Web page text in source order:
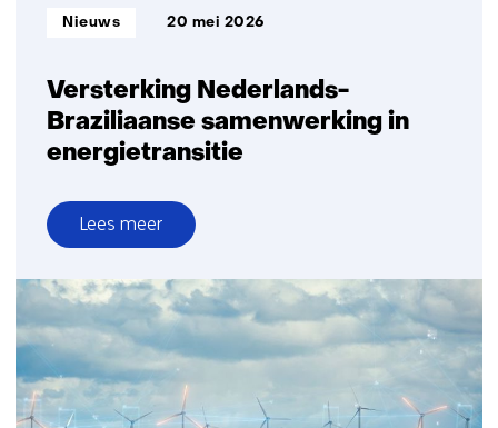
Versterking Nederlands-
Braziliaanse samenwerking in
energietransitie
Informatietype:
Nieuws 20 mei 2026
Lees meer
over
Versterking
Nederlands-
Braziliaanse
samenwerking
in
energietransitie